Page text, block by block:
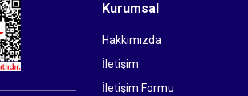
Kurumsal
Hakkımızda
İletişim
İletişim Formu